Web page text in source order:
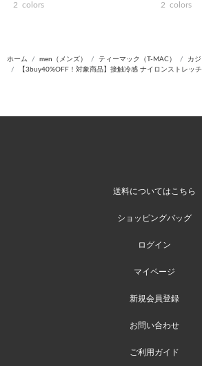
2 colors 2 colors
ホーム men（メンズ） ティーマック（T-MAC）
カ
【3buy40%OFF！対象商品】接触冷感 ナイロンストレッ
送料についてはこちら
ショッピングバッグ
ログイン
マイページ
新規会員登録
お問い合わせ
ご利用ガイド